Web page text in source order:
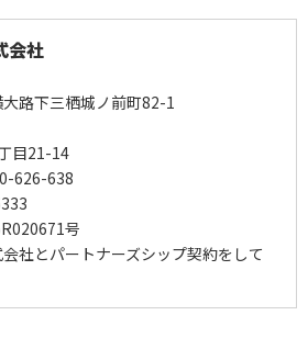
会社
路下三栖城ノ前町82-1
目21-14
626-638
号
社とパートナーズシップ契約をして